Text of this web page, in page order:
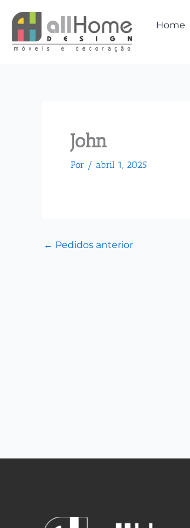
para
conteúdo
Home
John
Por / abril 1, 2025
← Pedidos anterior